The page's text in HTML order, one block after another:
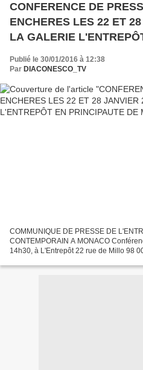
CONFERENCE DE
ENCHERES LES 22 ET
LA GALERIE
MONACO
Publié le 30/01/2016 à 12:38
Par DIACONESCO_TV
COMMUNIQUE DE PRESSE DE
CONTEMPORAIN A MONACO
14h30, à L'Entrepôt 22 rue de Millo 98